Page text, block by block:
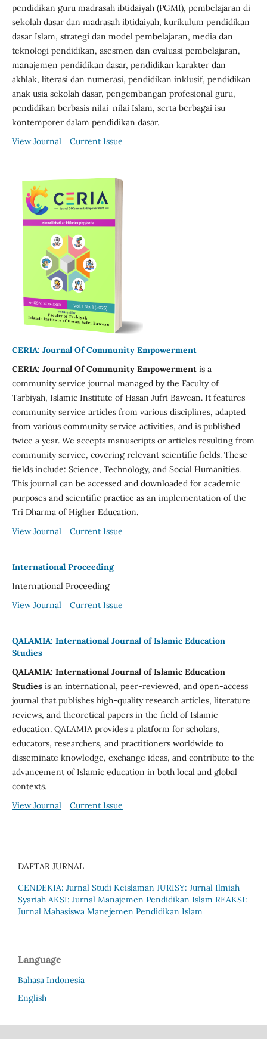
pendidikan guru madrasah ibtidaiyah (PGMI), pembelajaran di
sekolah dasar dan madrasah ibtidaiyah, kurikulum pendidikan
dasar Islam, strategi dan model pembelajaran, media dan
teknologi pendidikan, asesmen dan evaluasi pembelajaran,
manajemen pendidikan dasar, pendidikan karakter dan
akhlak, literasi dan numerasi, pendidikan inklusif, pendidikan
anak usia sekolah dasar, pengembangan profesional guru,
pendidikan berbasis nilai-nilai Islam, serta berbagai isu
kontemporer dalam pendidikan dasar.
View Journal
Current Issue
CERIA: Journal Of Community Empowerment
CERIA: Journal Of Community Empowermentis a
community service journal managed by the Faculty of
Tarbiyah, Islamic Institute of Hasan Jufri Bawean. It features
community service articles from various disciplines, adapted
from various community service activities, and is published
twice a year. We accepts manuscripts or articles resulting from
community service, covering relevant scientific fields. These
fields include: Science, Technology, and Social Humanities.
This journal can be accessed and downloaded for academic
purposes and scientific practice as an implementation of the
Tri Dharma of Higher Education.
View Journal
Current Issue
International Proceeding
International Proceeding
View Journal
Current Issue
QALAMIA: International Journal of Islamic Education
Studies
QALAMIA: International Journal of Islamic Education
Studiesis an international, peer-reviewed, and open-access
journal that publishes high-quality research articles, literature
reviews, and theoretical papers in the field of Islamic
education. QALAMIA provides a platform for scholars,
educators, researchers, and practitioners worldwide to
disseminate knowledge, exchange ideas, and contribute to the
advancement of Islamic education in both local and global
contexts.
View Journal
Current Issue
DAFTAR JURNAL
CENDEKIA: Jurnal Studi Keislaman JURISY: Jurnal Ilmiah
Syariah AKSI: Jurnal Manajemen Pendidikan Islam REAKSI:
Jurnal Mahasiswa Manejemen Pendidikan Islam
Language
Bahasa Indonesia
English